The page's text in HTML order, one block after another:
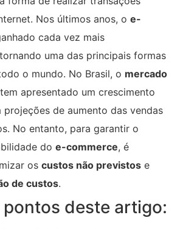
Nos últimos anos, o e-
cada vez mais
uma das principais formas
o mundo. No Brasil, o mercado
tem apresentado um crescimento
de aumento das vendas
No entanto, para garantir o
do e-commerce, é
os custos não previstos e
de custos.
deste artigo: